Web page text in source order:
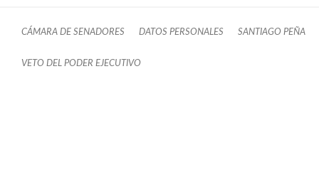
CÁMARA DE SENADORES DATOS PERSONALES SANTIAGO PEÑA
VETO DEL PODER EJECUTIVO